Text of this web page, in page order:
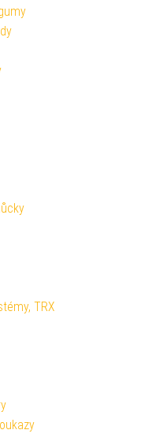
TRX